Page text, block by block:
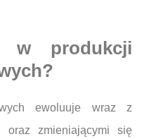
w produkcji
ewoluuje wraz z
oraz zmieniającymi się